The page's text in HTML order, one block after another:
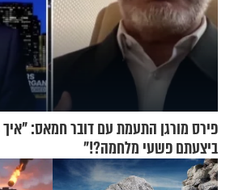
פירס מורגן התעמת עם דובר חמאס:
ביצעתם פשעי מלחמה?!"